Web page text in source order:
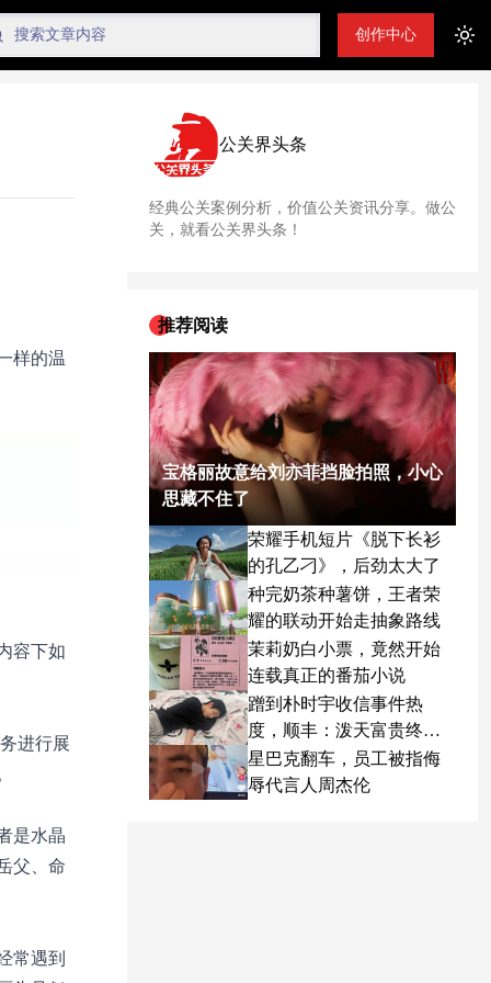
创作中心
样的温
容下如
进行展
是水晶
父、命
常遇到
公关界头条
经典公关案例分析，价值公关资讯分享。做公
关，就看公关界头条！
推荐阅读
宝格丽故意给刘亦菲挡脸拍照，小心
思藏不住了
荣耀手机短片《脱下长衫
的孔乙刁》，后劲太大了
种完奶茶种薯饼，王者荣
耀的联动开始走抽象路线
茉莉奶白小票，竟然开始
连载真正的番茄小说
蹭到朴时宇收信事件热
度，顺丰：泼天富贵终于
轮到我了
星巴克翻车，员工被指侮
辱代言人周杰伦